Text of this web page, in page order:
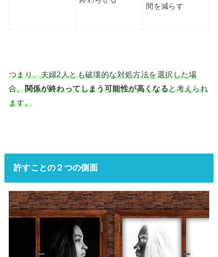
間を減らす
つまり、夫婦2人とも破壊的な対処方法を選択した場
合、関係が終わってしまう可能性が高くなると考えられ
ます。
許すことの２つの側面